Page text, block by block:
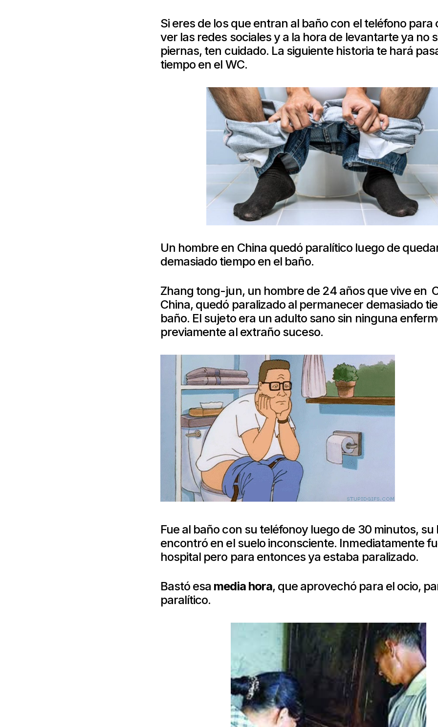
Si eres de los que entran al baño con el teléfono para
ver las redes sociales y a la hora de levantarte ya no
piernas, ten cuidado. La siguiente historia te hará
tiempo en el WC.
Un hombre en China quedó paralítico luego de
demasiado tiempo en el baño.
Zhang tong-jun, un hombre de 24 años que vive en
China, quedó paralizado al permanecer demasiado
baño. El sujeto era un adulto sano sin ninguna
previamente al extraño suceso.
Fue al baño con su teléfonoy luego de 30 minutos, su
encontró en el suelo inconsciente. Inmediatamente
hospital pero para entonces ya estaba paralizado.
Bastó esa media hora, que aprovechó para el ocio,
paralítico.